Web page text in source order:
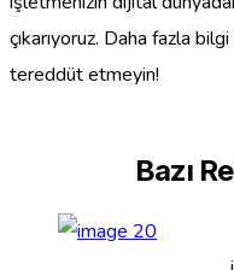
çıkarıyoruz. Daha fazla
tereddüt etmeyin!
Bazı